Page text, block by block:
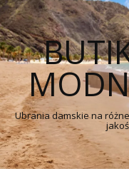
Ubrania damskie na